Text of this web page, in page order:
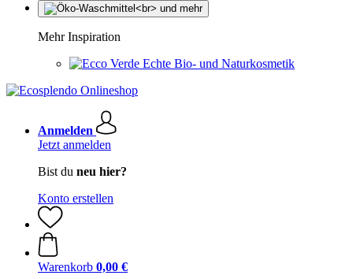
Mehr Inspiration
Echte Bio- und Naturkosmetik
Anmelden
Jetzt anmelden
Bist du neu hier?
Konto erstellen
Warenkorb 0,00 €